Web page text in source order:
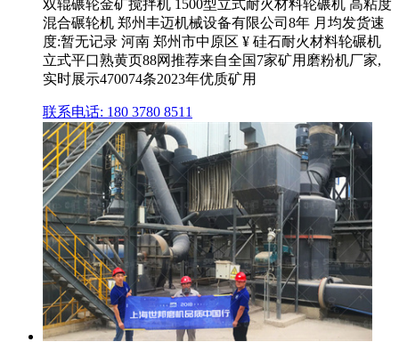
双辊碾轮金矿搅拌机 1500型立式耐火材料轮碾机 高粘度
混合碾轮机 郑州丰迈机械设备有限公司8年 月均发货速
度:暂无记录 河南 郑州市中原区 ¥ 硅石耐火材料轮碾机
立式平口熟黄页88网推荐来自全国7家矿用磨粉机厂家,
实时展示470074条2023年优质矿用
联系电话: 180 3780 8511